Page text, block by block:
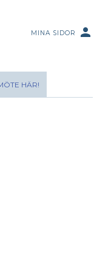
MINA SIDOR person
HÄR!